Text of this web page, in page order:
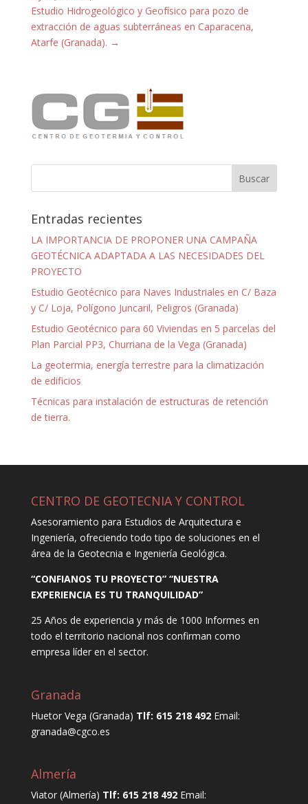
Estudio Hidrogeológico y Geofísico para pozo de
extracción de aguas subterráneas en Caparacena,
Atarfe (Granada). →
Entradas recientes
LA IMPORTANCIA DE PROPONER UNA CAMPAÑA
GEOTÉCNICA ADAPTADA A LAS NECESIDADES DEL
PROYECTO
Estudio Geotécnico para Naves Industriales en C/ Baza
y C/ Loja, Polígono Juncaril, Peligros (Granada)
Estudio Geotécnico para 60 Viviendas en 5 parcelas del
Plan Parcial PP3, Churriana de la Vega (Granada)
La geotermia, energía terrestre para la climatización
de edificios
Técnicas para instalación de estructuras de retención
de tierra.
CENTRO DE GEOTECNIA Y CONTROL
Asesoramiento para Estudios de Arquitectura e
Ingeniería, ofreciendo todo tipo de soluciones en el
área de la Geotecnia e Ingeniería Geológica.
“CONFIANOS TU PROYECTO” “NUESTRA
EXPERIENCIA ES TU TRANQUILIDAD”
25 Años de experiencia y más de 1000 Informes en
todo el territorio nacional nos confirman como
empresa líder en el sector.
Granada
Huetor Vega (Granada) Tlf: 615 218 492Email:
granada@cgco.es
Almería
Viator (Almería) Tlf: 615 218 492Email: